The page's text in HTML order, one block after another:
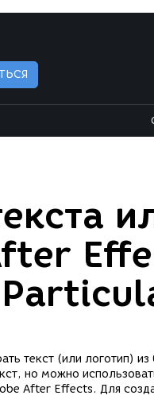
текст (или логотип)
но можно
After Effects. Для